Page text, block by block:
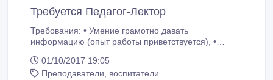
Требуется Педагог-Лектор
Требования: • Умение грамотно давать
информацию (опыт работы приветствуется), •
речь, • ответственность, пунктуальность,
исполнительность. Обязанности: • обучение‚
01/10/2017 19:05
Преподаватели, воспитатели